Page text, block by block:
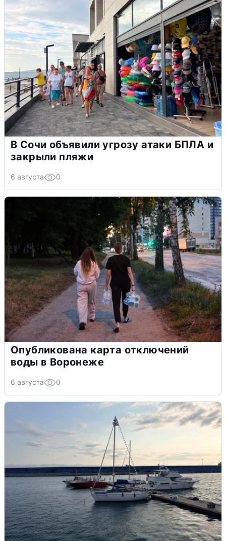
В Сочи объявили угрозу атаки БПЛА и
закрыли пляжи
6 августа 0
Опубликована карта отключений
воды в Воронеже
6 августа 0